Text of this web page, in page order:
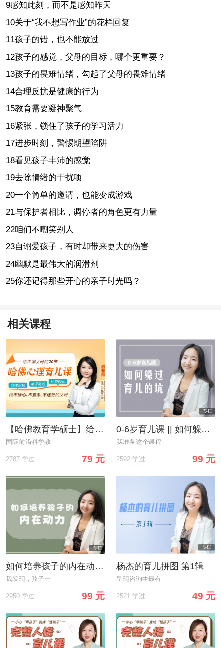
9感知此刻，而不是感知昨天
10关于“我不想写作业”的花样回复
11孩子的错，也不能放过
12孩子的感觉，父母的目标，哪个更重要？
13孩子的畏难情绪，勾起了父母的畏难情绪
14合理反抗是健康的行为
15教育需要凝神聚气
16紧张，锁住了孩子的学习活力
17进步时刻，警惕期望陷阱
18看见孩子丰沛的感觉
19去除情绪的干扰项
20一个简单的邀请，也能变成游戏
21与保护者相比，调停者的角色更有力量
22咱们不嘲笑别人
23自诩爱孩子，有时却带来更大的伤害
24幽默是最伟大的润滑剂
25你还记得那些开心的亲子时光吗？
相关课程
【哈佛教育学硕士】给中国父母的心理育儿指南，养出自律积极、学习高效、社交轻松的孩子
国际前沿科学教
2787 学过 79 元
0-6岁育儿课 || 如何躲过育儿的坑
我准备这个课程
2592 学过 99 元
如何培养孩子的内在动力——从磨蹭拖拉，到自动自发
我发现，孩子一
2950 学过 99 元
杨杰的育儿拼图 第1辑
呈现咨询中最有
2521 学过 49 元